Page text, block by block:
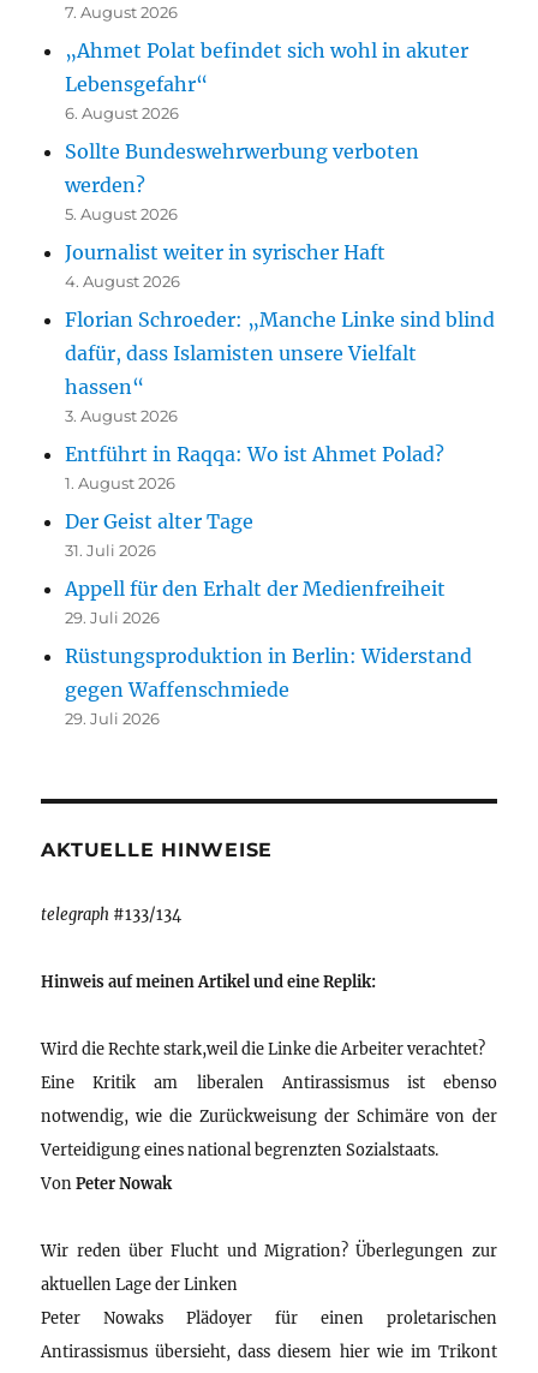
7. August 2026
„Ahmet Polat befindet sich wohl in akuter
Lebensgefahr“
6. August 2026
Sollte Bundeswehrwerbung verboten
werden?
5. August 2026
Journalist weiter in syrischer Haft
4. August 2026
Florian Schroeder: „Manche Linke sind blind
dafür, dass Islamisten unsere Vielfalt
hassen“
3. August 2026
Entführt in Raqqa: Wo ist Ahmet Polad?
1. August 2026
Der Geist alter Tage
31. Juli 2026
Appell für den Erhalt der Medienfreiheit
29. Juli 2026
Rüstungsproduktion in Berlin: Widerstand
gegen Waffenschmiede
29. Juli 2026
AKTUELLE HINWEISE
telegraph #133/134
Hinweis auf meinen Artikel und eine Replik:
Wird die Rechte stark,weil die Linke die Arbeiter verachtet?
Eine Kritik am liberalen Antirassismus ist ebenso
notwendig, wie die Zurückweisung der Schimäre von der
Verteidigung eines national begrenzten Sozialstaats.
VonPeter Nowak
Wir reden über Flucht und Migration? Überlegungen zur
aktuellen Lage der Linken
Peter Nowaks Plädoyer für einen proletarischen
Antirassismus übersieht, dass diesem hier wie im Trikont